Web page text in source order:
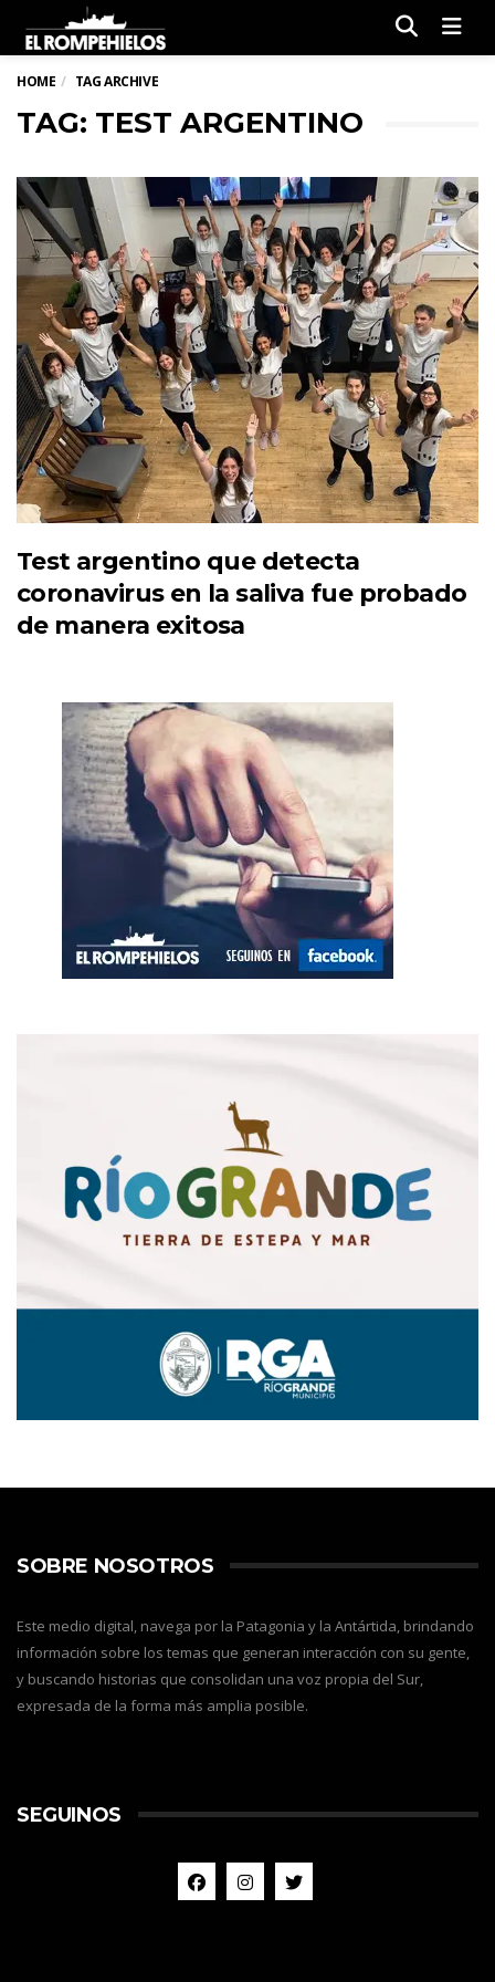
HOME TAG ARCHIVE
TAG: TEST ARGENTINO
Test argentino que detecta
coronavirus en la saliva fue probado
de manera exitosa
SOBRE NOSOTROS
Este medio digital, navega por la Patagonia y la Antártida, brindando
información sobre los temas que generan interacción con su gente,
y buscando historias que consolidan una voz propia del Sur,
expresada de la forma más amplia posible.
SEGUINOS